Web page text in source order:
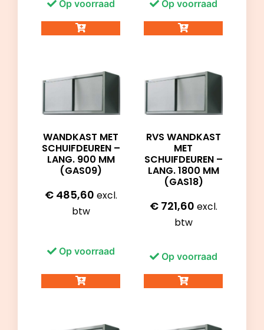
Op voorraad Op voorraad
WANDKAST MET
SCHUIFDEUREN –
LANG. 900 MM
(GAS09)
€485,60 excl.
btw
Op voorraad
RVS WANDKAST
MET
SCHUIFDEUREN –
LANG. 1800 MM
(GAS18)
€721,60 excl.
btw
Op voorraad